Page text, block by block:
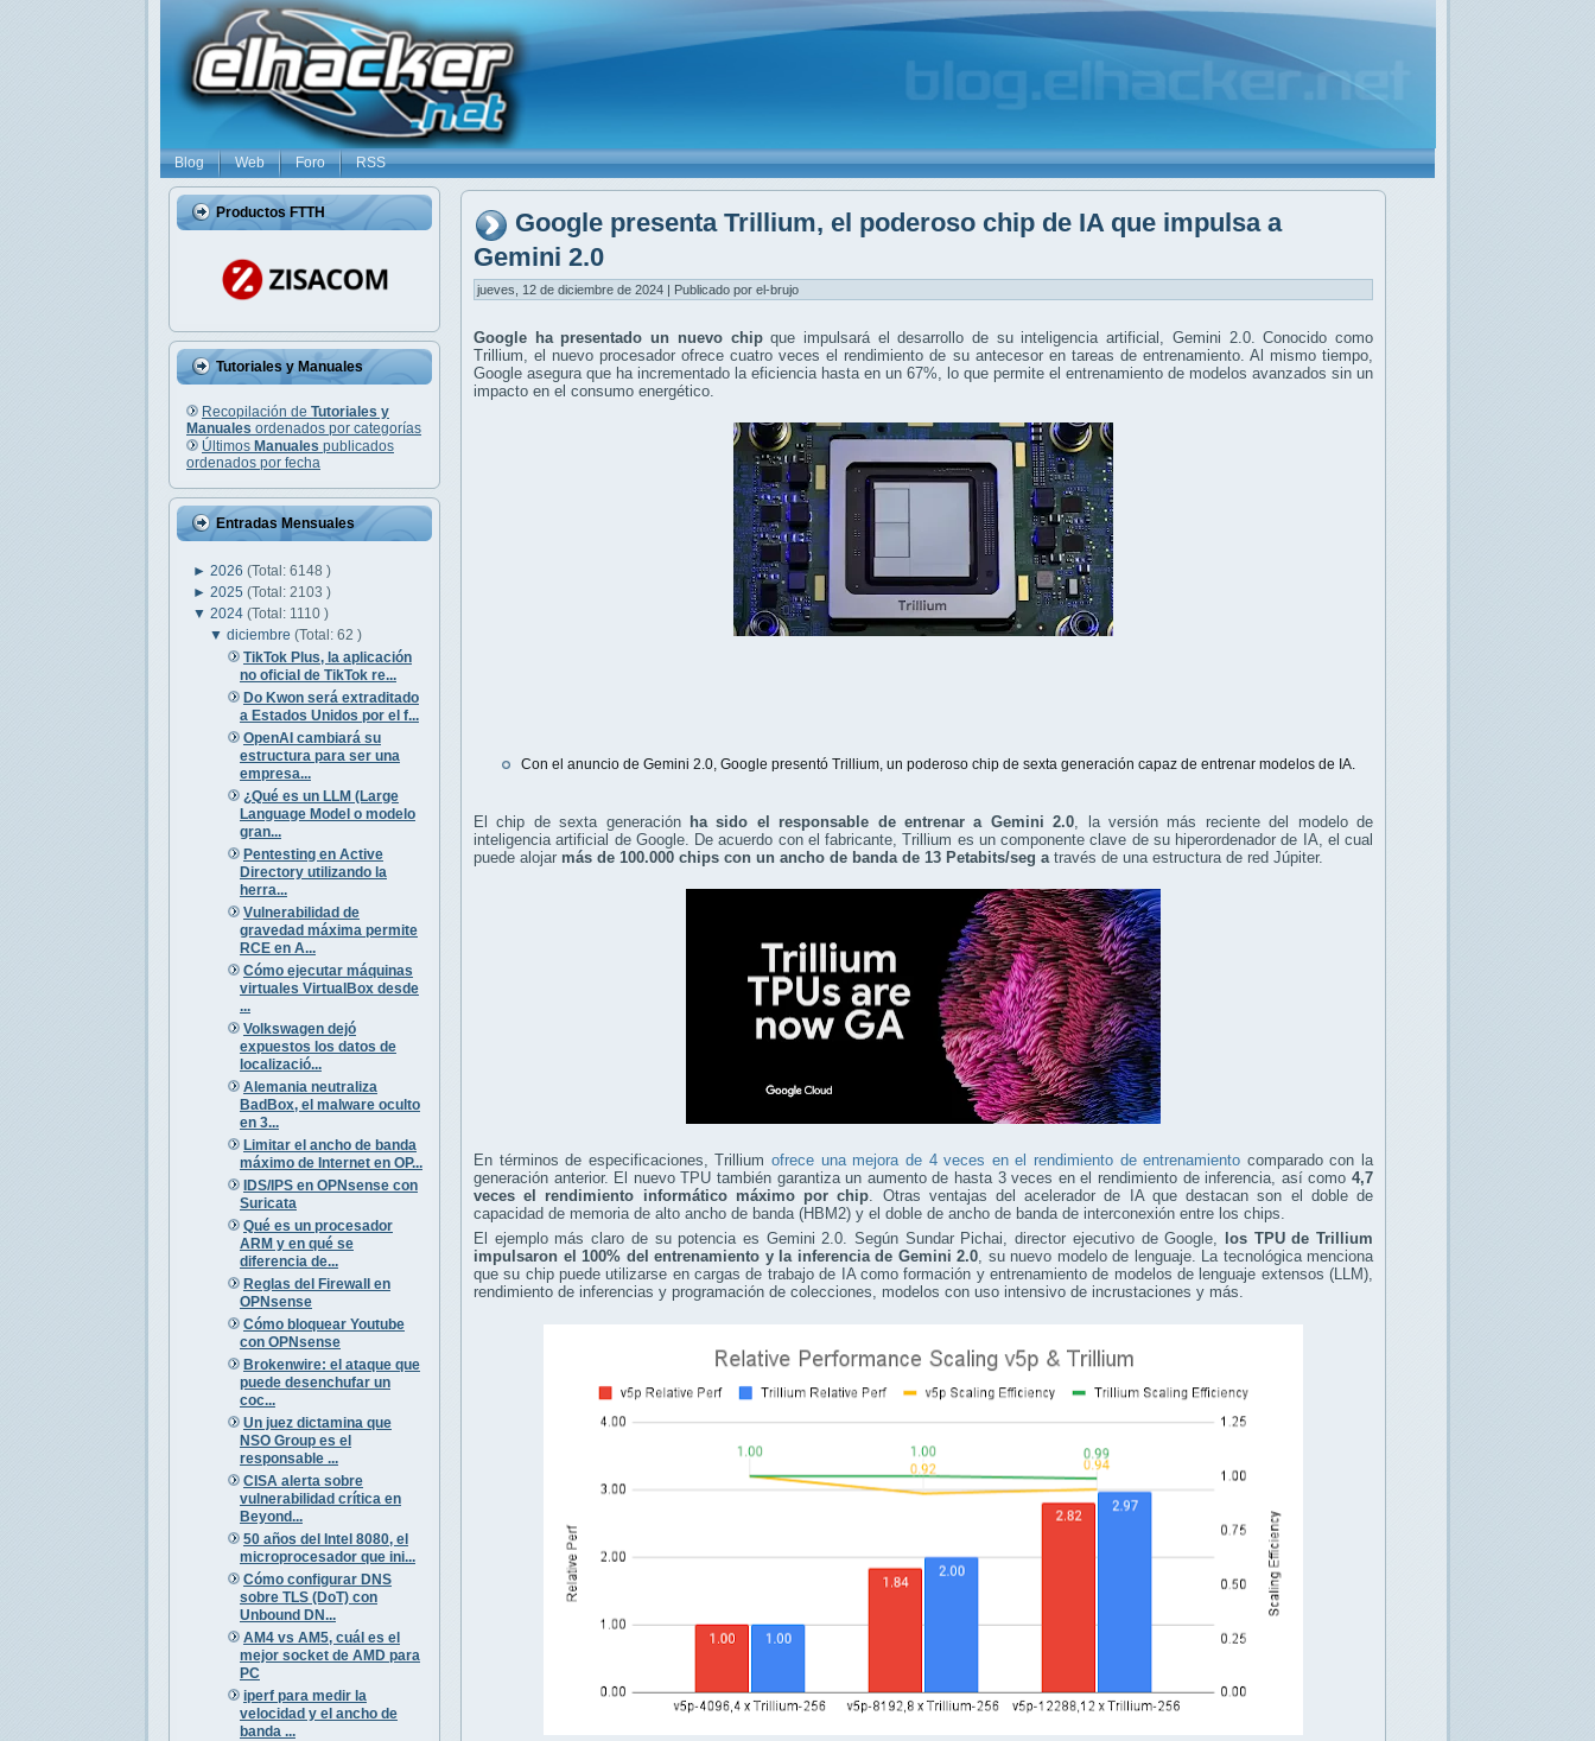
Blog Web Foro RSS
Productos FTTH
Tutoriales y Manuales
Recopilación de Tutoriales y
Manuales ordenados por categorías
Últimos Manuales publicados
ordenados por fecha
Entradas Mensuales
► 2026 (Total: 6148 )
► 2025 (Total: 2103 )
▼ 2024 (Total: 1110 )
▼diciembre(Total: 62 )
TikTok Plus, la aplicación
no oficial de TikTok re...
Do Kwon será extraditado
a Estados Unidos por el f...
OpenAI cambiará su
estructura para ser una
empresa...
¿Qué es un LLM (Large
Language Model o modelo
gran...
Pentesting en Active
Directory utilizando la
herra...
Vulnerabilidad de
gravedad máxima permite
RCE en A...
Cómo ejecutar máquinas
virtuales VirtualBox desde
...
Volkswagen dejó
expuestos los datos de
localizació...
Alemania neutraliza
BadBox, el malware oculto
en 3...
Limitar el ancho de banda
máximo de Internet en OP...
IDS/IPS en OPNsense con
Suricata
Qué es un procesador
ARM y en qué se
diferencia de...
Reglas del Firewall en
OPNsense
Cómo bloquear Youtube
con OPNsense
Brokenwire: el ataque que
puede desenchufar un
coc...
Un juez dictamina que
NSO Group es el
responsable ...
CISA alerta sobre
vulnerabilidad crítica en
Beyond...
50 años del Intel 8080, el
microprocesador que ini...
Cómo configurar DNS
sobre TLS (DoT) con
Unbound DN...
AM4 vs AM5, cuál es el
mejor socket de AMD para
PC
iperf para medir la
velocidad y el ancho de
banda ...
Google presenta Trillium, el poderoso chip de IA que impulsa a
Gemini 2.0
jueves, 12 de diciembre de 2024 | Publicado por el-brujo
Google ha presentado un nuevo chipque impulsará el desarrollo de su inteligencia artificial, Gemini 2.0. Conocido como
Trillium, el nuevo procesador ofrece cuatro veces el rendimiento de su antecesor en tareas de entrenamiento. Al mismo tiempo,
Google asegura que ha incrementado la eficiencia hasta en un 67%, lo que permite el entrenamiento de modelos avanzados sin un
impacto en el consumo energético.
Con el anuncio de Gemini 2.0, Google presentó Trillium, un poderoso chip de sexta generación capaz de entrenar modelos de IA.
El chip de sexta generación ha sido el responsable de entrenar a Gemini 2.0 , la versión más reciente del modelo de
inteligencia artificial de Google. De acuerdo con el fabricante, Trillium es un componente clave de su hiperordenador de IA, el cual
puede alojar más de 100.000 chips con un ancho de banda de 13 Petabits/seg a través de una estructura de red Júpiter.
En términos de especificaciones, Trillium ofrece una mejora de 4 veces en el rendimiento de entrenamiento comparado con la
generación anterior. El nuevo TPU también garantiza un aumento de hasta 3 veces en el rendimiento de inferencia, así como 4,7
veces el rendimiento informático máximo por chip . Otras ventajas del acelerador de IA que destacan son el doble de
capacidad de memoria de alto ancho de banda (HBM2) y el doble de ancho de banda de interconexión entre los chips.
El ejemplo más claro de su potencia es Gemini 2.0. Según Sundar Pichai, director ejecutivo de Google,
los TPU de Trillium
impulsaron el 100% del entrenamiento y la inferencia de Gemini 2.0, su nuevo modelo de lenguaje. La tecnológica menciona
que su chip puede utilizarse en cargas de trabajo de IA como formación y entrenamiento de modelos de lenguaje extensos (LLM),
rendimiento de inferencias y programación de colecciones, modelos con uso intensivo de incrustaciones y más.